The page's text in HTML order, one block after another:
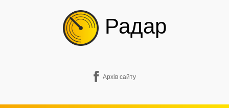
Радар
Архів сайту